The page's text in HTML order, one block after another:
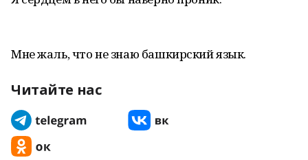
Мне жаль, что не знаю башкирский язык.
Читайте нас